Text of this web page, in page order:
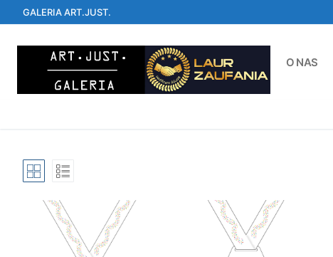
Przejdź
do
treści
GALERIA ART.JUST.
O NAS